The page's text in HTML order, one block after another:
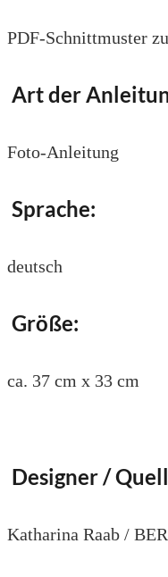
PDF-Schnittmuster
Art der
Foto-Anleitung
Sprache:
deutsch
Größe:
ca. 37 cm x 33 cm
Designer /
Katharina Raab /